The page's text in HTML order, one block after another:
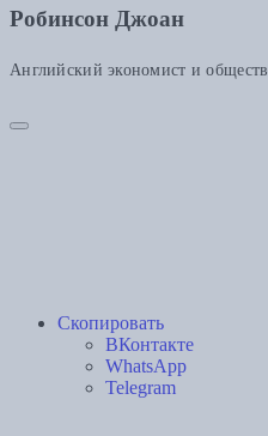
Робинсон Джоан
Английский экономист и
Скопировать
ВКонтакте
WhatsApp
Telegram